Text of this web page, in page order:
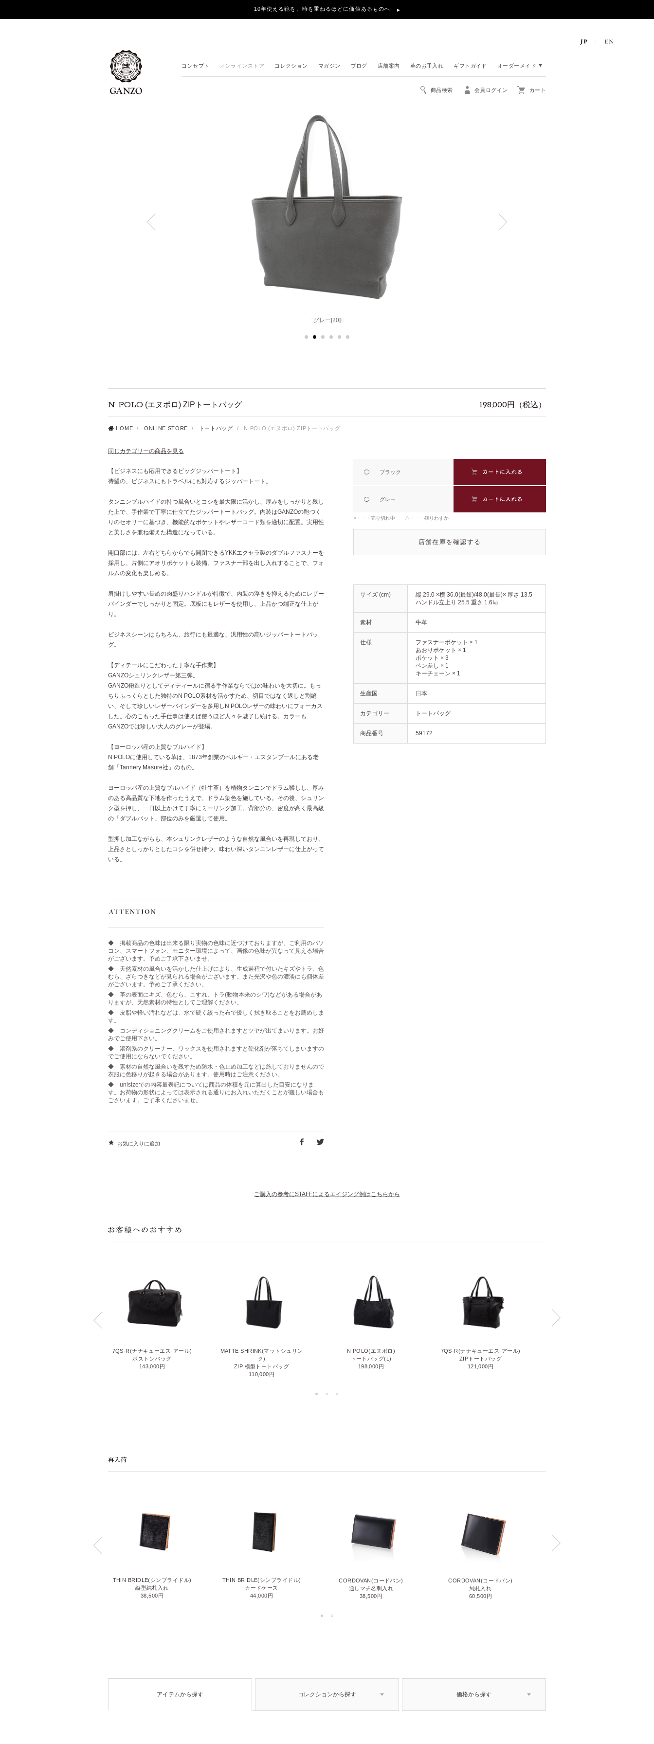
10年使える鞄を、時を重ねるほどに価値あるものへ
コンセプト オンラインストア コレクション マガジン ブログ 店舗案内 革のお手入れ ギフトガイド オーダーメイド
商品検索 会員ログイン カート
グレー[20]
N POLO (エヌポロ) ZIPトートバッグ 198,000円（税込）
HOME / ONLINE STORE / トートバッグ / N POLO (エヌポロ) ZIPトートバッグ
同じカテゴリーの商品を見る
【ビジネスにも応用できるビッグジッパートート】
待望の、ビジネスにもトラベルにも対応するジッパートート。
タンニンブルハイドの持つ風合いとコシを最大限に活かし、厚みをしっかりと残し
た上で、手作業で丁寧に仕立てたジッパートートバッグ。内装はGANZOの鞄づく
りのセオリーに基づき、機能的なポケットやレザーコード類を適切に配置。実用性
と美しさを兼ね備えた構造になっている。
開口部には、左右どちらからでも開閉できるYKKエクセラ製のダブルファスナーを
採用し、片側にアオリポケットも装備。ファスナー部を出し入れすることで、フォ
ルムの変化も楽しめる。
肩掛けしやすい長めの肉盛りハンドルが特徴で、内装の浮きを抑えるためにレザー
バインダーでしっかりと固定。底板にもレザーを使用し、上品かつ端正な仕上が
り。
ビジネスシーンはもちろん、旅行にも最適な、汎用性の高いジッパートートバッ
グ。
【ディテールにこだわった丁寧な手作業】
GANZOシュリンクレザー第三弾。
GANZO鞄造りとしてディティールに宿る手作業ならではの味わいを大切に。もっ
ちりふっくらとした独特のN POLO素材を活かすため、切目ではなく返しと割縫
い、そして珍しいレザーバインダーを多用しN POLOレザーの味わいにフォーカス
した。心のこもった手仕事は使えば使うほど人々を魅了し続ける。カラーも
GANZOでは珍しい大人のグレーが登場。
【ヨーロッパ産の上質なブルハイド】
N POLOに使用している革は、1873年創業のベルギー・エスタンブールにある老
舗「Tannery Masure社」のもの。
ヨーロッパ産の上質なブルハイド（牡牛革）を植物タンニンでドラム鞣しし、厚み
のある高品質な下地を作ったうえで、ドラム染色を施している。その後、シュリン
ク型を押し、一日以上かけて丁寧にミーリング加工。背部分の、密度が高く最高級
の「ダブルバット」部位のみを厳選して使用。
型押し加工ながらも、本シュリンクレザーのような自然な風合いを再現しており、
上品さとしっかりとしたコシを併せ持つ、味わい深いタンニンレザーに仕上がって
いる。
◆ 掲載商品の色味は出来る限り実物の色味に近づけておりますが、ご利用のパソ
コン、スマートフォン、モニター環境によって、画像の色味が異なって見える場合
がございます。予めご了承下さいませ。
◆ 天然素材の風合いを活かした仕上げにより、生成過程で付いたキズやトラ、色
むら、ざらつきなどが見られる場合がございます。また光沢や色の濃淡にも個体差
がございます。予めご了承ください。
◆ 革の表面にキズ、色むら、こすれ、トラ(動物本来のシワ)などがある場合があ
りますが、天然素材の特性としてご理解ください。
◆ 皮脂や軽い汚れなどは、水で硬く絞った布で優しく拭き取ることをお薦めしま
す。
◆ コンディショニングクリームをご使用されますとツヤが出てまいります。お好
みでご使用下さい。
◆ 溶剤系のクリーナー、ワックスを使用されますと硬化剤が落ちてしまいますの
でご使用にならないでください。
◆ 素材の自然な風合いを残すため防水・色止め加工などは施しておりませんので
衣服に色移りが起きる場合があります。使用時はご注意ください。
◆ unisizeでの内容量表記については商品の体積を元に算出した目安になりま
す。お荷物の形状によっては表示される通りにお入れいただくことが難しい場合も
ございます。ご了承くださいませ。
お気に入りに追加
◯ ブラック
◯ グレー
×・・・売り切れ中 △・・・残りわずか
店舗在庫を確認する
サイズ (cm)
縦 29.0 ×横 36.0(最短)/48.0(最長)× 厚さ 13.5
ハンドル立上り 25.5 重さ 1.6㎏
素材 牛革
仕様
ファスナーポケット × 1
あおりポケット × 1
ポケット × 3
ペン差し × 1
キーチェーン × 1
生産国 日本
カテゴリー トートバッグ
商品番号 59172
ご購入の参考にSTAFFによるエイジング例はこちらから
7QS-R(ナナキューエス-アール)
ボストンバッグ
143,000円
MATTE SHRINK(マットシュリン
ク)
ZIP 横型トートバッグ
110,000円
N POLO(エヌポロ)
トートバッグ(L)
198,000円
7QS-R(ナナキューエス-アール)
ZIPトートバッグ
121,000円
THIN BRIDLE(シンブライドル)
縦型純札入れ
38,500円
THIN BRIDLE(シンブライドル)
カードケース
44,000円
CORDOVAN(コードバン)
通しマチ名刺入れ
38,500円
CORDOVAN(コードバン)
純札入れ
60,500円
アイテムから探す コレクションから探す 価格から探す